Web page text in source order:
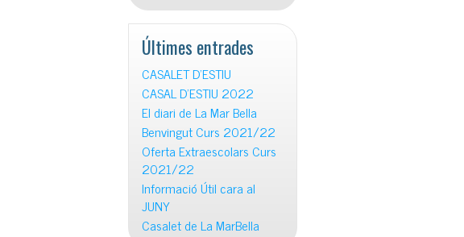
Últimes entrades
CASALET D’ESTIU
CASAL D’ESTIU 2022
El diari de La Mar Bella
Benvingut Curs 2021/22
Oferta Extraescolars Curs
2021/22
Informació Útil cara al
JUNY
Casalet de La MarBella